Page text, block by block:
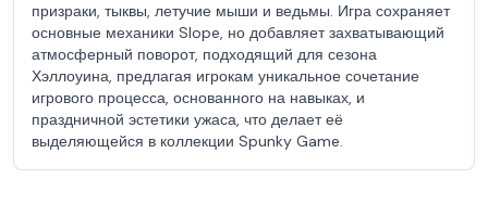
призраки, тыквы, летучие мыши и ведьмы. Игра сохраняет
основные механики Slope, но добавляет захватывающий
атмосферный поворот, подходящий для сезона
Хэллоуина, предлагая игрокам уникальное сочетание
игрового процесса, основанного на навыках, и
праздничной эстетики ужаса, что делает её
выделяющейся в коллекции Spunky Game.